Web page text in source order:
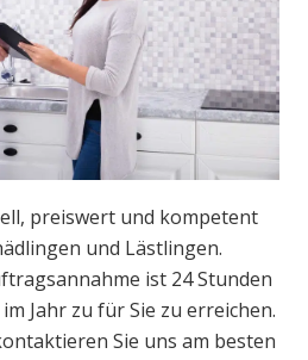
preiswert und kompetent
und Lästlingen.
Sie zu erreichen.
Sie uns am besten